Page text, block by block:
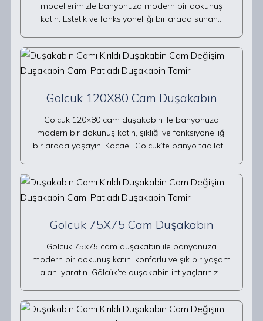
modellerimizle banyonuza modern bir dokunuş
katın. Estetik ve fonksiyonelliği bir arada sunan…
Gölcük 120X80 Cam Duşakabin
Gölcük 120×80 cam duşakabin ile banyonuza
modern bir dokunuş katın, şıklığı ve fonksiyonelliği
bir arada yaşayın. Kocaeli Gölcük’te banyo tadilatı…
Gölcük 75X75 Cam Duşakabin
Gölcük 75×75 cam duşakabin ile banyonuza
modern bir dokunuş katın, konforlu ve şık bir yaşam
alanı yaratın. Gölcük’te duşakabin ihtiyaçlarınız…